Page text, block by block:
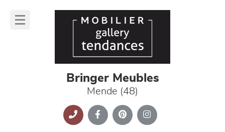
Bringer Meubles
Mende (48)